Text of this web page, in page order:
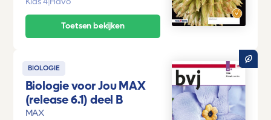
Toetsen bekijken
BIOLOGIE
Biologie voor Jou MAX
(release 6.1) deel B
MAX